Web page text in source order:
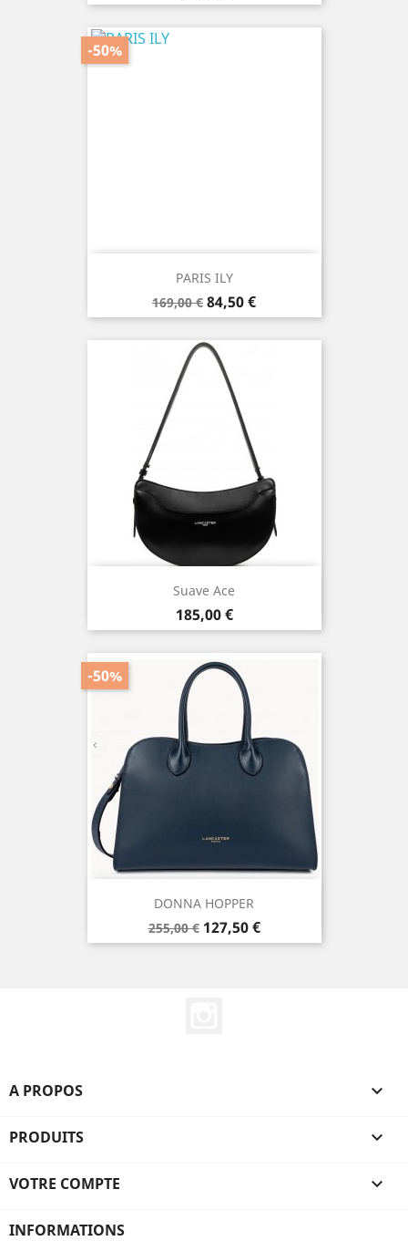
PARIS ILY
Prix
de
base
169,00 €
-50%
Prix
84,50 €
Suave Ace
Prix
185,00 €
DONNA HOPPER
Prix
de
255,00 €
-50%
Prix
127,50 €
A PROPOS 
PRODUITS 
VOTRE COMPTE 
INFORMATIONS